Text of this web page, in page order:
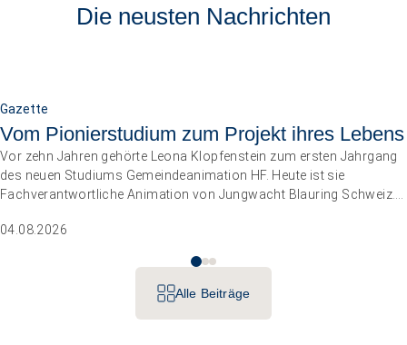
Die neusten Nachrichten
Gazette
Vom Pionierstudium zum Projekt ihres Lebens
Vor zehn Jahren gehörte Leona Klopfenstein zum ersten Jahrgang
des neuen Studiums Gemeindeanimation HF. Heute ist sie
Fachverantwortliche Animation von Jungwacht Blauring Schweiz.
gemanagt hat, wartet nun ihr persönliches Grossprojekt.
04.08.2026
Alle Beiträge